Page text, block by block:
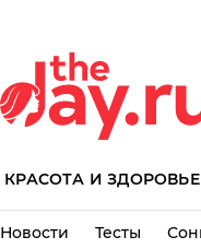
КРАСОТА И ЗДОРОВЬЕ
Новости Тесты